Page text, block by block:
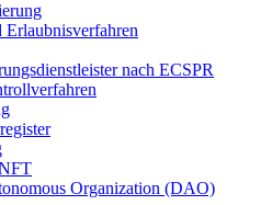
nach ECSPR
Organization (DAO)